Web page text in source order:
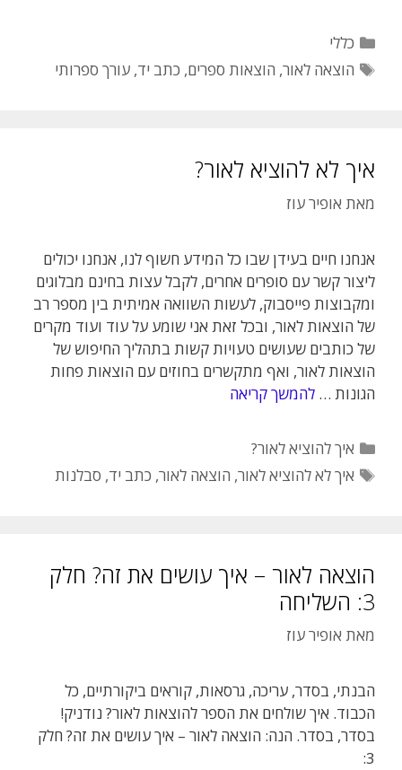
קטגוריות
כללי
תגיות
הוצאה לאור, הוצאות ספרים, כתב יד,עורך ספרותי
איך לא להוציא לאור?
מאת אופיר עוז
אנחנו חיים בעידן שבו כל המידע חשוף לנו, אנחנו יכולים
ליצור קשר עם סופרים אחרים, לקבל עצות בחינם מבלוגים
ומקבוצות פייסבוק, לעשות השוואה אמיתית בין מספר רב
של הוצאות לאור, ובכל זאת אני שומע על עוד ועוד מקרים
של כותבים שעושים טעויות קשות בתהליך החיפוש של
הוצאות לאור, ואף מתקשרים בחוזים עם הוצאות פחות
הגונות … להמשך קריאה
קטגוריות
איך להוציא לאור?
תגיות
איך לא להוציא לאור, הוצאה לאור, כתב יד, סבלנות
הוצאה לאור – איך עושים את זה? חלק
3: השליחה
מאת אופיר עוז
הבנתי, בסדר, עריכה, גרסאות, קוראים ביקורתיים, כל
הכבוד. איך שולחים את הספר להוצאות לאור? נודניק!
בסדר, בסדר. הנה: הוצאה לאור – איך עושים את זה? חלק
3: